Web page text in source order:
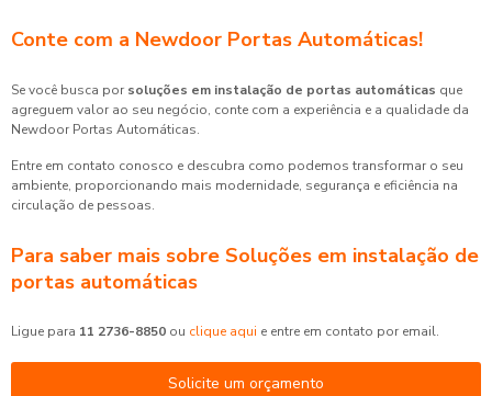
Conte com a Newdoor Portas Automáticas!
Se você busca por soluções em instalação de portas automáticas que
agreguem valor ao seu negócio, conte com a experiência e a qualidade da
Newdoor Portas Automáticas.
Entre em contato conosco e descubra como podemos transformar o seu
ambiente, proporcionando mais modernidade, segurança e eficiência na
circulação de pessoas.
Para saber mais sobre Soluções em instalação de
portas automáticas
Ligue para 11 2736-8850 ou clique aqui e entre em contato por email.
Solicite um orçamento